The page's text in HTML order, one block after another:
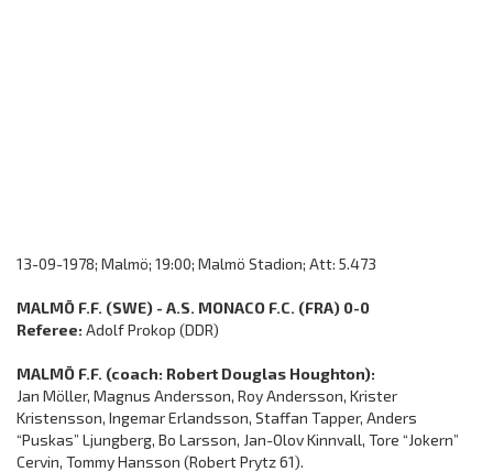
13-09-1978; Malmö; 19:00; Malmö Stadion; Att: 5.473
MALMÖ F.F. (SWE) - A.S. MONACO F.C. (FRA) 0-0
Referee: Adolf Prokop (DDR)
MALMÖ F.F. (coach: Robert Douglas Houghton):
Jan Möller, Magnus Andersson, Roy Andersson, Krister
Kristensson, Ingemar Erlandsson, Staffan Tapper, Anders
“Puskas” Ljungberg, Bo Larsson, Jan-Olov Kinnvall, Tore “Jokern”
Cervin, Tommy Hansson (Robert Prytz 61).